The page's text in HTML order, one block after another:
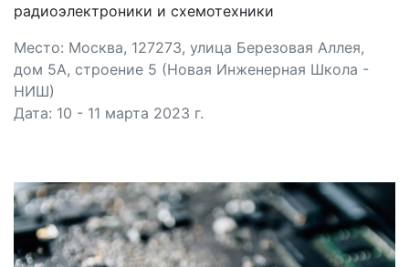
радиоэлектроники и схемотехники
Место: Москва, 127273, улица Березовая Аллея,
дом 5А, строение 5 (Новая Инженерная Школа -
НИШ)
Дата: 10 - 11 марта 2023 г.